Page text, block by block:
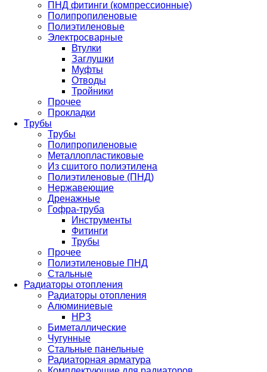
ПНД фитинги (компрессионные)
Полипропиленовые
Полиэтиленовые
Электросварные
Втулки
Заглушки
Муфты
Отводы
Тройники
Прочее
Прокладки
Трубы
Трубы
Полипропиленовые
Металлопластиковые
Из сшитого полиэтилена
Полиэтиленовые (ПНД)
Нержавеющие
Дренажные
Гофра-труба
Инструменты
Фитинги
Трубы
Прочее
Полиэтиленовые ПНД
Стальные
Радиаторы отопления
Радиаторы отопления
Алюминиевые
НРЗ
Биметаллические
Чугунные
Стальные панельные
Радиаторная арматура